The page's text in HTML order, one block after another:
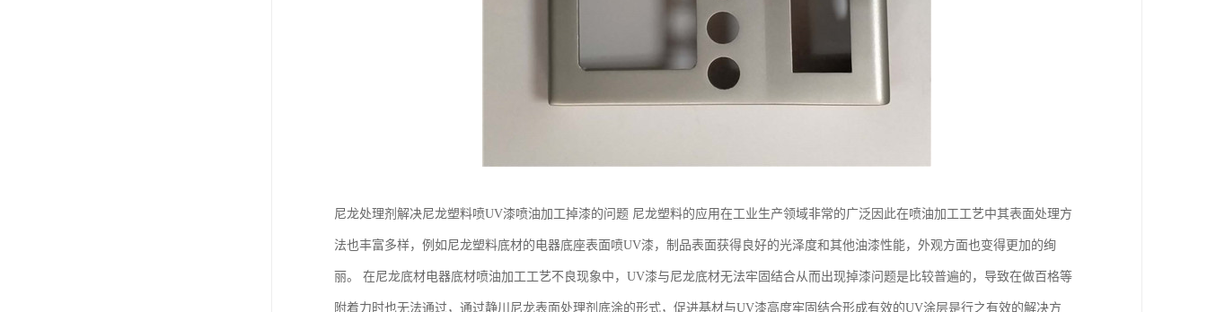
尼龙处理剂解决尼龙塑料喷UV漆喷油加工掉漆的问题 尼龙塑料的应用在工业生产领域非常的广泛因此在喷油加工工艺中其表面处理方
法也丰富多样，例如尼龙塑料底材的电器底座表面喷UV漆，制品表面获得良好的光泽度和其他油漆性能，外观方面也变得更加的绚
丽。 在尼龙底材电器底材喷油加工工艺不良现象中，UV漆与尼龙底材无法牢固结合从而出现掉漆问题是比较普遍的，导致在做百格等
附着力时也无法通过，通过静川尼龙表面处理剂底涂的形式，促进基材与UV漆高度牢固结合形成有效的UV涂层是行之有效的解决方